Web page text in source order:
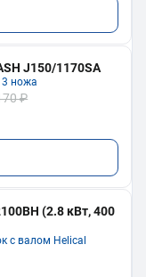
J150/1170SA
3 ножа
₽
(2.8 кВт, 400
с валом Helical